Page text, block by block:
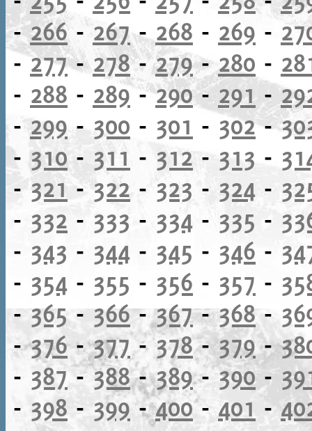
-266 - 267- 268 - 269 -
-277-278-279-280 -
- 288 - 289-290-291 -
-299 - 300 - 301 - 302-
-310-311 - 312- 313 -
-321 -322 - 323 - 324 -
- 332 - 333 - 334 - 335 -
- 343 - 344 - 345 - 346 -
- 354 - 355 - 356 - 357 -
-365-366-367-368-
-376-377-378-379-
- 387-388-389-390-
- 398 - 399-400- 401 -